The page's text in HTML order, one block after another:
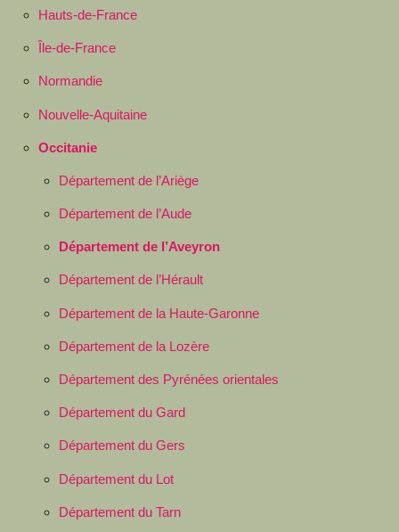
Hauts-de-France
Île-de-France
Normandie
Nouvelle-Aquitaine
Occitanie
Département de l’Ariège
Département de l’Aude
Département de l’Aveyron
Département de l’Hérault
Département de la Haute-Garonne
Département de la Lozère
Département des Pyrénées orientales
Département du Gard
Département du Gers
Département du Lot
Département du Tarn